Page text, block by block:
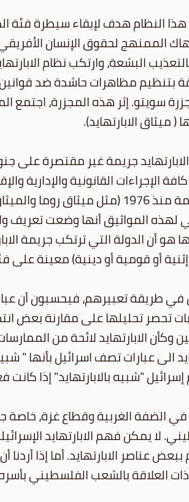
هذا النظام هدف لإبقاء سيطرة
الممنهج لحقوق الإنسان
البشعة، وارتكب نظام
بتنظيم مظاهرات حاشدة ضد
فيما عرف بانتفاضة ومجزرة سويتو. إثر هذه
ميثاق الابارتهايد).
جريمة غير مقتصرة على
الإجراءات القانونية والإدارية
ومحاكمة الجناة، حتى تنتهي ارتكاب الجريمة. اعتبرت
لهذه المواثيق أنها وضعت
أن الدولة التي ترتكب جريمة
أو قومية أو دينية) معينة على
طريقة تعبيرهم، فيحسبون أن
تحصر تحليلها على مقارنة بعض
الابارتهايد لائحة من
عبارات تصف اسرائيل بأنها "
"شبيه بالابارتهايد" إذا
في الضفة الغربية وقطاع غزة،
لا يمكن فهم الابارتهايد
الابارتهايد. أما إذا أردنا
العلاقة بالشعب الفلسطيني